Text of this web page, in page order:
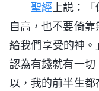
聖經 上説：
自高，也不要倚
給我們享受的神。
認為有錢就有一
以，我的前半生